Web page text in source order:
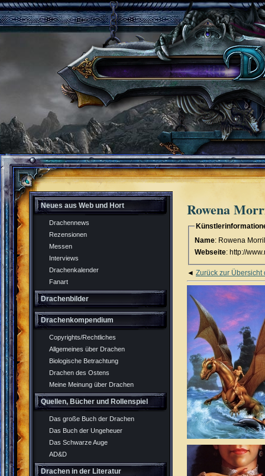
Neues aus Web und Hort
Drachennews
Rezensionen
Messen
Interviews
Drachenkalender
Fanart
Drachenbilder
Drachenkompendium
Copyrights/Rechtliches
Allgemeines über Drachen
Biologische Betrachtung
Drachen des Ostens
Meine Meinung über Drachen
Quellen, Bücher und Rollenspiel
Das große Buch der Drachen
Das Buch der Ungeheuer
Das Schwarze Auge
AD&D
Drachen in der Literatur
Rowena
Name: Rowena
Webseite: http://
◄ Zurück zur